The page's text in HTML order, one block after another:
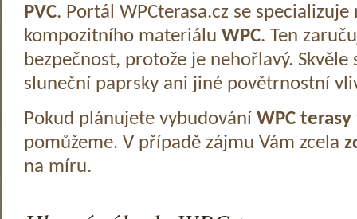
PVC. Portál WPCterasa.cz se specializuje
kompozitního materiálu WPC. Ten
bezpečnost, protože je nehořlavý.
sluneční paprsky ani jiné povětrnostní
Pokud plánujete vybudování WPC terasy
pomůžeme. V případě zájmu Vám zcela
na míru.